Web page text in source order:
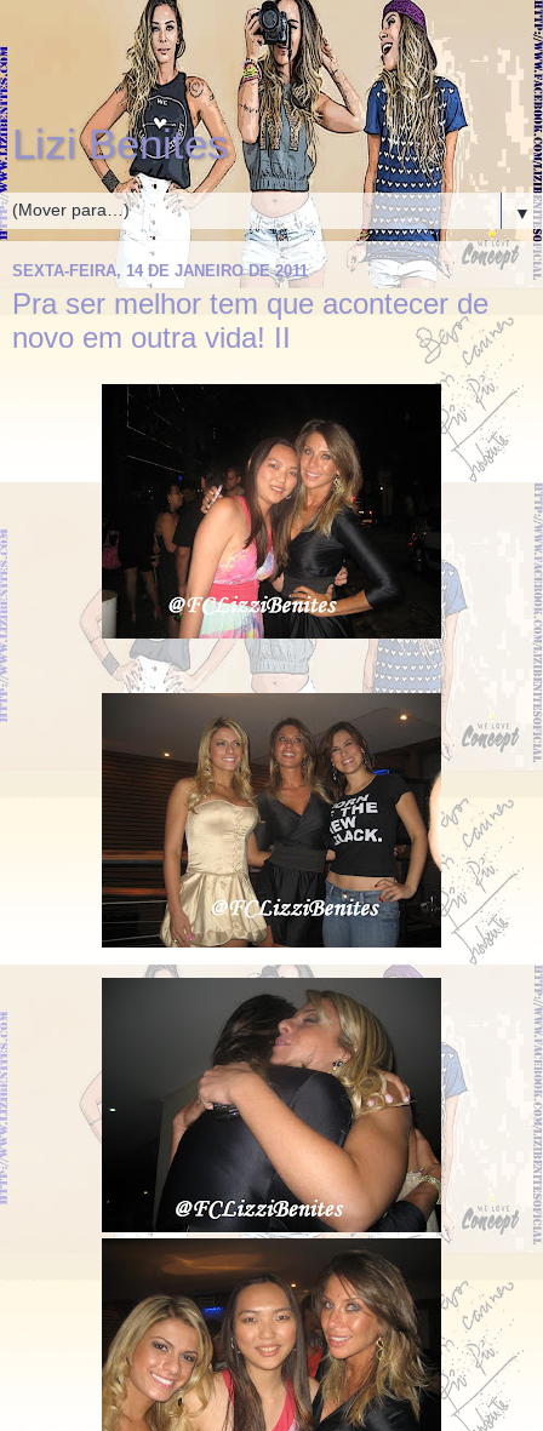
Lizi Benites
▼
SEXTA-FEIRA, 14 DE JANEIRO DE 2011
Pra ser melhor tem que acontecer de
novo em outra vida! II